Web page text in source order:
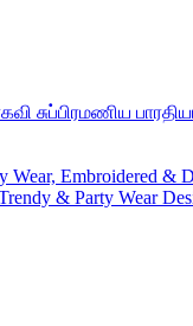
சுப்பிரமணிய
Wear, Embroidered &
& Party Wear